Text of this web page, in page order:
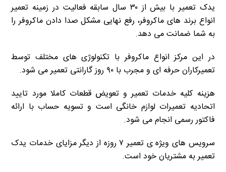
یدک تعمیر با بیش از ۳۰ سال سابقه فعالیت در زمینه تعمیر
انواع برند های ماکروفر، رفع نهایی مشکل صدا دادن ماکروفر را
به شما ضمانت می دهد.
در این مرکز انواع ماکروفر با تکنولوژی های مختلف توسط
تعمیرکاران حرفه ای و مجرب با ۹۰ روز گارانتی تعمیر می شود.
هزینه کلیه خدمات تعمیر و تعویض قطعات کاملا مورد تایید
اتحادیه تعمیرات لوازم خانگی است و تسویه حساب با ارائه
فاکتور رسمی انجام می شود.
سرویس های ویژه ی تعمیر ۷ روزه از دیگر مزایای خدمات یدک
تعمیر به مشتریان خود است.